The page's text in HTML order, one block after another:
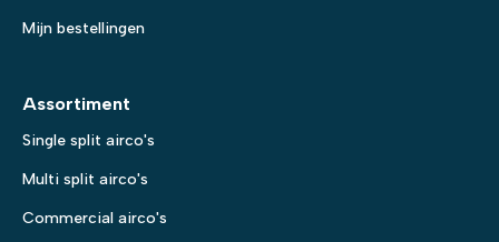
Mijn bestellingen
Assortiment
Single split airco's
Multi split airco's
Commercial airco's